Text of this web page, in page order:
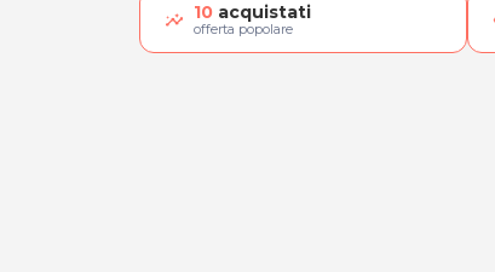
10 acquistati
offerta popolare